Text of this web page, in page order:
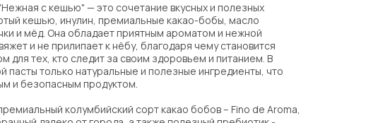
с кешью" — это сочетание вкусных и полезных
кешью, инулин, премиальные какао-бобы, масло
и мёд. Она обладает приятным ароматом и нежной
и не прилипает к нёбу, благодаря чему становится
для тех, кто следит за своим здоровьем и питанием. В
пасты только натуральные и полезные ингредиенты, что
и безопасным продуктом.
колумбийский сорт какао бобов – Fino de Aroma,